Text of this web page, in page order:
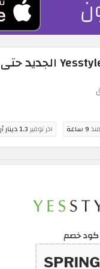
9 ساعة اخر توفير1.3 دينار أردني